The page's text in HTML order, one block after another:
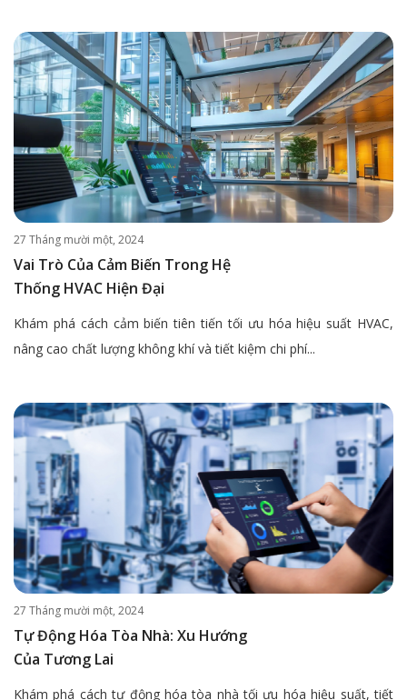
27 Tháng mười một, 2024
Vai Trò Của Cảm Biến Trong Hệ
Thống HVAC Hiện Đại
Khám phá cách cảm biến tiên tiến tối ưu hóa hiệu suất HVAC,
nâng cao chất lượng không khí và tiết kiệm chi phí...
27 Tháng mười một, 2024
Tự Động Hóa Tòa Nhà: Xu Hướng
Của Tương Lai
Khám phá cách tự động hóa tòa nhà tối ưu hóa hiệu suất, tiết